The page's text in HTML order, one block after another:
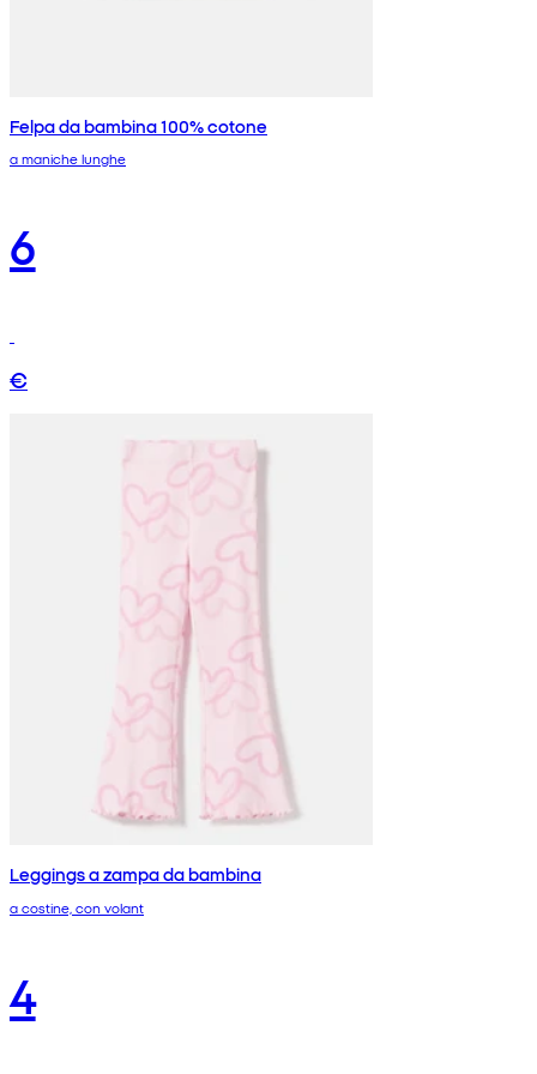
Felpa da bambina 100% cotone
a maniche lunghe
6
€
Leggings a zampa da bambina
a costine, con volant
4